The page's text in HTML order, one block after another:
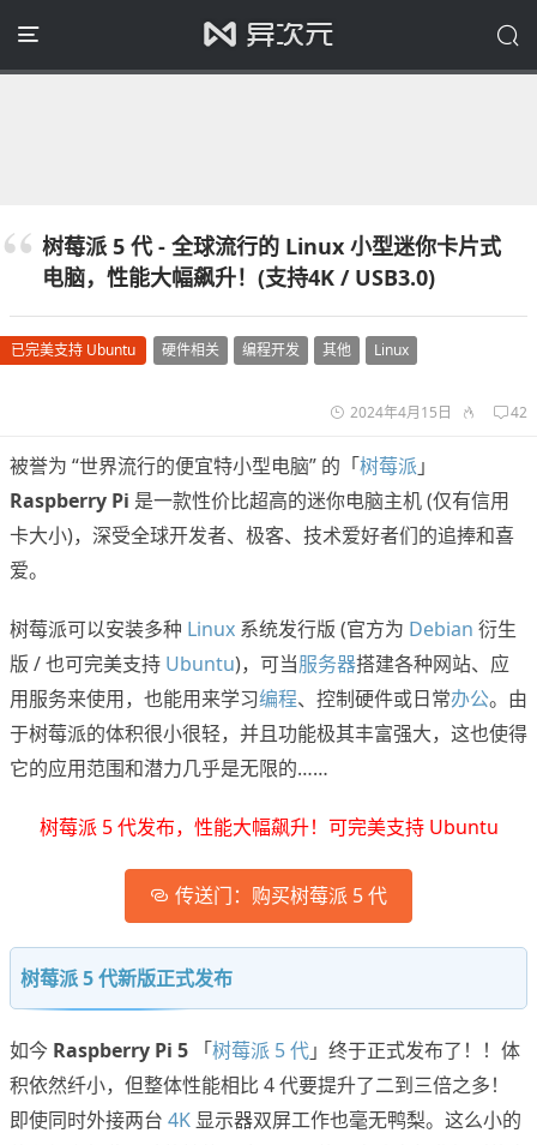
树莓派 5 代 - 全球流行的 Linux 小型迷你卡片式
电脑，性能大幅飙升！(支持4K / USB3.0)
已完美支持 Ubuntu 硬件相关 编程开发 其他 Linux
2024年4月15日 42
被誉为 “世界流行的便宜特小型电脑” 的「树莓派 」
Raspberry Pi 是一款性价比超高的迷你电脑主机 (仅有信用
卡大小)，深受全球开发者、极客、技术爱好者们的追捧和喜
爱。
树莓派可以安装多种 Linux 系统发行版 (官方为 Debian 衍生
版 / 也可完美支持 Ubuntu)，可当服务器搭建各种网站、应
用服务来使用，也能用来学习编程、控制硬件或日常办公。由
于树莓派的体积很小很轻，并且功能极其丰富强大，这也使得
它的应用范围和潜力几乎是无限的……
树莓派 5 代发布，性能大幅飙升！可完美支持 Ubuntu
传送门：购买树莓派 5 代
树莓派 5 代新版正式发布
如今 Raspberry Pi 5 「树莓派 5 代」终于正式发布了！！体
积依然纤小，但整体性能相比 4 代要提升了二到三倍之多！
即使同时外接两台 4K 显示器双屏工作也毫无鸭梨。这么小的